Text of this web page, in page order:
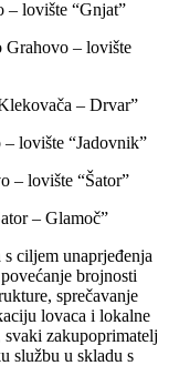
– lovište “Gnjat”
Grahovo – lovište
– Drvar”
lovište “Jadovnik”
– lovište “Šator”
– Glamoč”
ciljem unaprjeđenja
brojnosti
sprečavanje
lovaca i lokalne
zakupoprimatelj
službu u skladu s